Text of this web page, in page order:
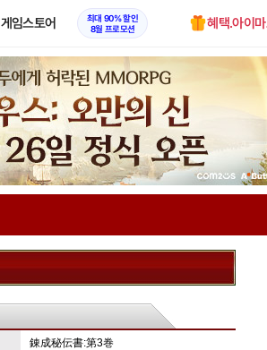
게임스토어
최대 90% 할인
8월 프로모션
혜택.아이
錬成秘伝書:第3巻